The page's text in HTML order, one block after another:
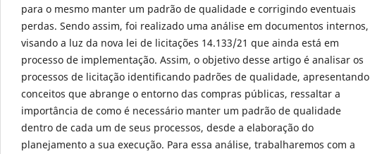
para o mesmo manter um padrão de qualidade e corrigindo eventuais
perdas. Sendo assim, foi realizado uma análise em documentos internos,
visando a luz da nova lei de licitações 14.133/21 que ainda está em
processo de implementação. Assim, o objetivo desse artigo é analisar os
processos de licitação identificando padrões de qualidade, apresentando
conceitos que abrange o entorno das compras públicas, ressaltar a
importância de como é necessário manter um padrão de qualidade
dentro de cada um de seus processos, desde a elaboração do
planejamento a sua execução. Para essa análise, trabalharemos com a